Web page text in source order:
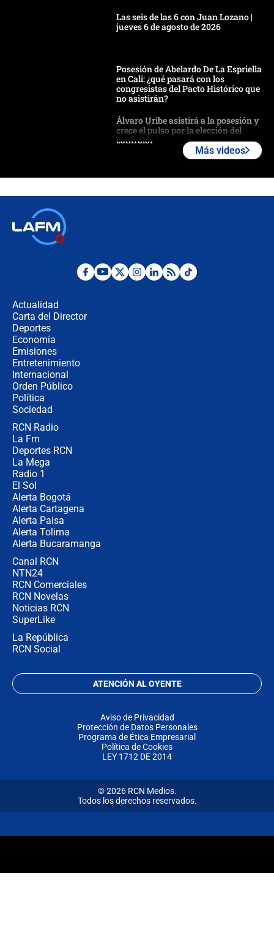
Las seis de las 6 con Juan Lozano |
jueves 6 de agosto de 2026
Posesión de Abelardo De La Espriella
en Cali: ¿qué pasará con los
congresistas del Pacto Histórico que
no asistirán?
Álvaro Uribe asistirá a la posesión y
crece el pulso por la elección del
contralor
Estratega de Abelardo de la Espriella
Más videos
Actualidad
Carta del Director
Deportes
Economía
Emisiones
Entretenimiento
Internacional
Orden Público
Política
Sociedad
RCN Radio
La Fm
Deportes RCN
La Mega
Radio 1
El Sol
Alerta Bogotá
Alerta Cartagena
Alerta Paisa
Alerta Tolima
Alerta Bucaramanga
Canal RCN
NTN24
RCN Comerciales
RCN Novelas
Noticias RCN
SuperLike
La República
RCN Social
ATENCIÓN AL OYENTE
Aviso de Privacidad
Protección de Datos Personales
Programa de Ética Empresarial
Política de Cookies
LEY 1712 DE 2014
© 2026 RCN Medios.
Todos los derechos reservados.